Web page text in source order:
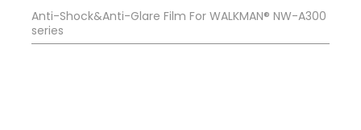
Anti-Shock&Anti-Glare Film For WALKMAN® NW-A300
series